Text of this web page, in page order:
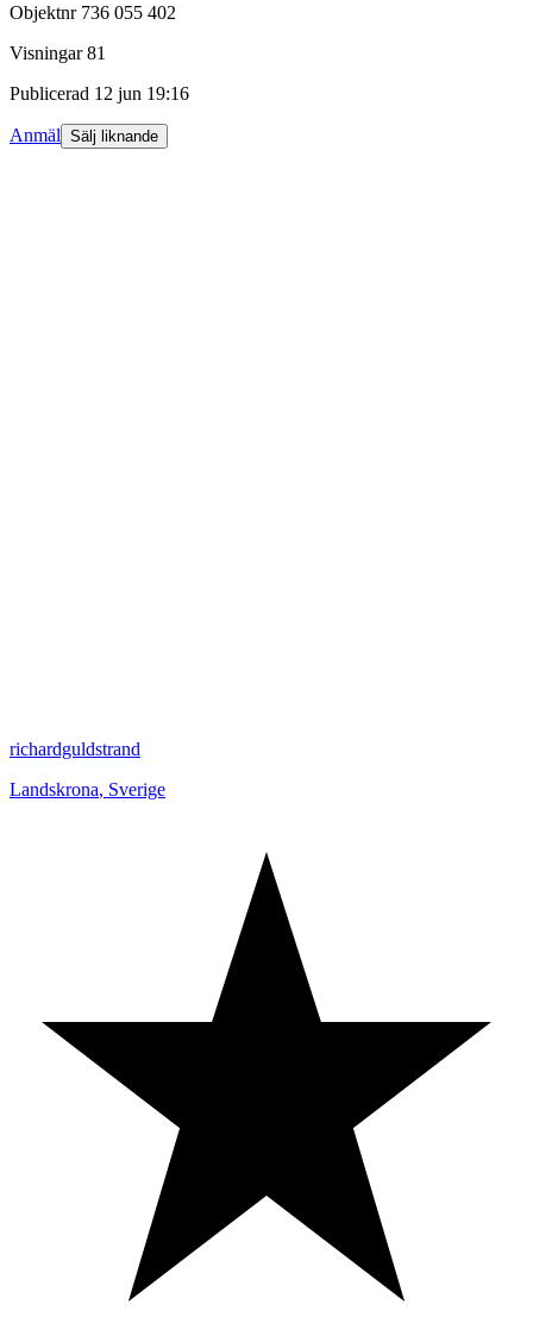
Objektnr 736 055 402
Visningar 81
Publicerad 12 jun 19:16
Anmäl Sälj liknande
richardguldstrand
Landskrona, Sverige